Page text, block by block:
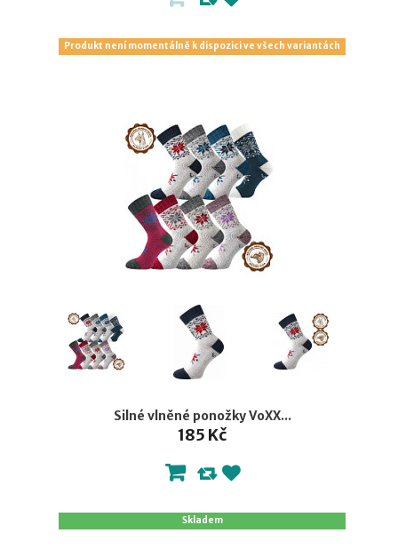
Produkt není momentálně k dispozici ve všech variantách
Silné vlněné ponožky VoXX...
185 Kč
Skladem